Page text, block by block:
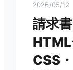
2026/05/12
請求
HTML
CSS